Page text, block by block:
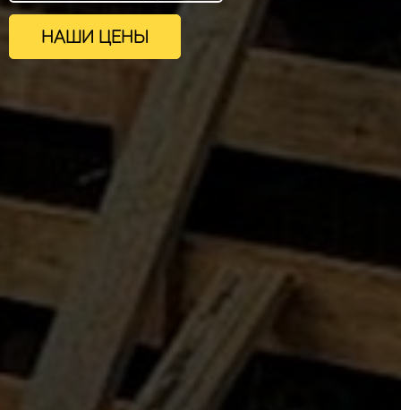
НАШИ ЦЕНЫ